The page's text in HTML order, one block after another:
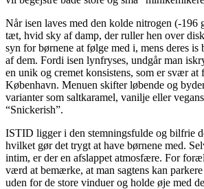
Når isen laves med den kolde nitrogen (-196
tæt, hvid sky af damp, der ruller hen over
syn for børnene at følge med i, mens deres
af dem. Fordi isen lynfryses, undgår man
en unik og cremet konsistens, som er svær at
København. Menuen skifter løbende og
varianter som saltkaramel, vanilje eller
“Snickerish”.
ISTID ligger i den stemningsfulde og bilfrie
hvilket gør det trygt at have børnene med.
intim, er der en afslappet atmosfære. For
værd at bemærke, at man sagtens kan
uden for de store vinduer og holde øje med